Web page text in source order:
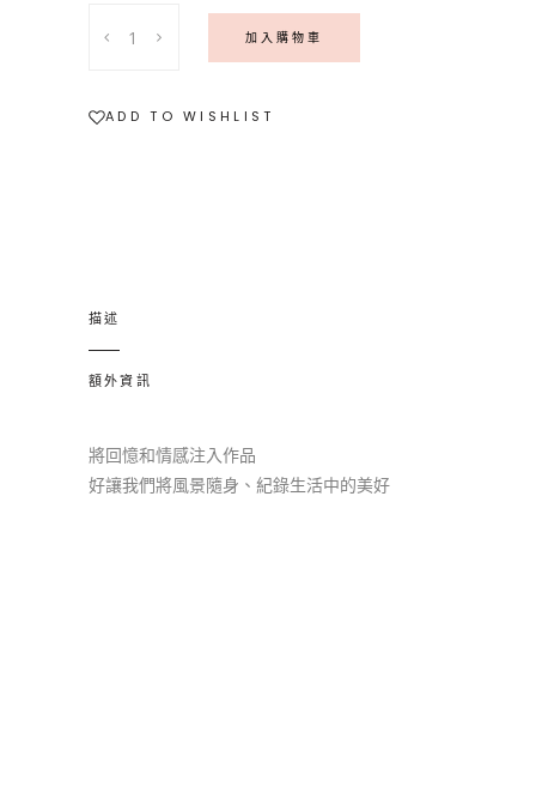
紺
〗
托
帕
石
銀
項
加入購物車
ADD TO WISHLIST
描述
額外資訊
將回憶和情感注入作品
好讓我們將風景隨身、紀錄生活中的美好